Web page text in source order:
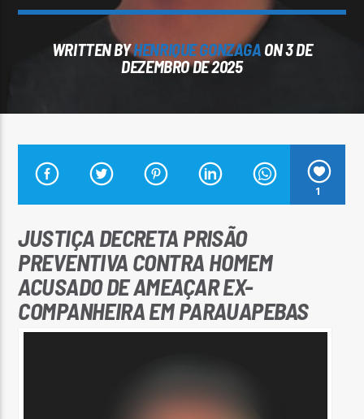
ARARA AZUL FM 96,9
Arara Azul FM
WRITTEN BYHENRIQUE GONZAGA ON 3 DE
DEZEMBRO DE 2025
1
JUSTIÇA DECRETA PRISÃO
PREVENTIVA CONTRA HOMEM
ACUSADO DE AMEAÇAR EX-
COMPANHEIRA EM PARAUAPEBAS